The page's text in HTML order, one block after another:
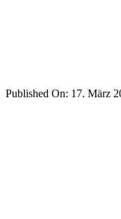
Published On: 17. März